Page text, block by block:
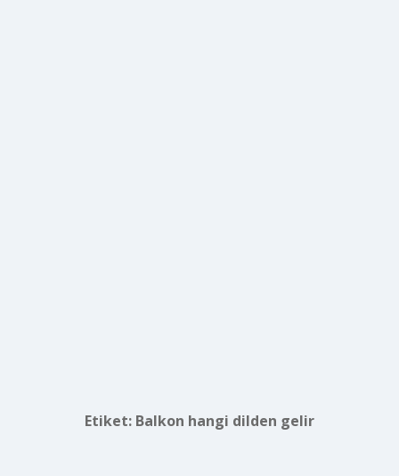
Etiket: Balkon hangi dilden gelir